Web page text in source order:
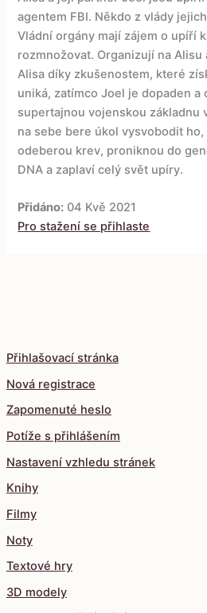
Přihlašovací stránka
Nová registrace
Zapomenuté heslo
Potíže s přihlášením
Nastavení vzhledu stránek
Knihy
Filmy
Noty
Textové hry
3D modely
agentem FBI. Někdo z vlády
Vládní orgány mají zájem o upíří
rozmnožovat. Organizují na Alisu
Alisa díky zkušenostem, které
uniká, zatímco Joel je dopaden a
supertajnou vojenskou základnu
na sebe bere úkol vysvobodit
odeberou krev, proniknou do
DNA a zaplaví celý svět upíry.
Přidáno: 04 Kvě 2021
Pro stažení se přihlaste